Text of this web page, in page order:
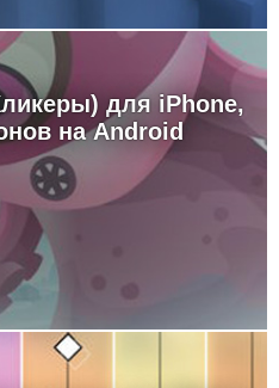
для iPhone,
на Android